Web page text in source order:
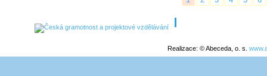
Realizace: © Abeceda, o. s.